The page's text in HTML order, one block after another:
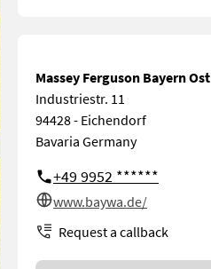
Massey Ferguson Bayern Ost
Industriestr. 11
94428 - Eichendorf
Bavaria Germany
+49 9952 ******
www.baywa.de/
Request a callback